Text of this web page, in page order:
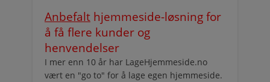
Anbefalt hjemmeside-løsning for
å få flere kunder og
henvendelser
I mer enn 10 år har LageHjemmeside.no
vært en "go to" for å lage egen hjemmeside.